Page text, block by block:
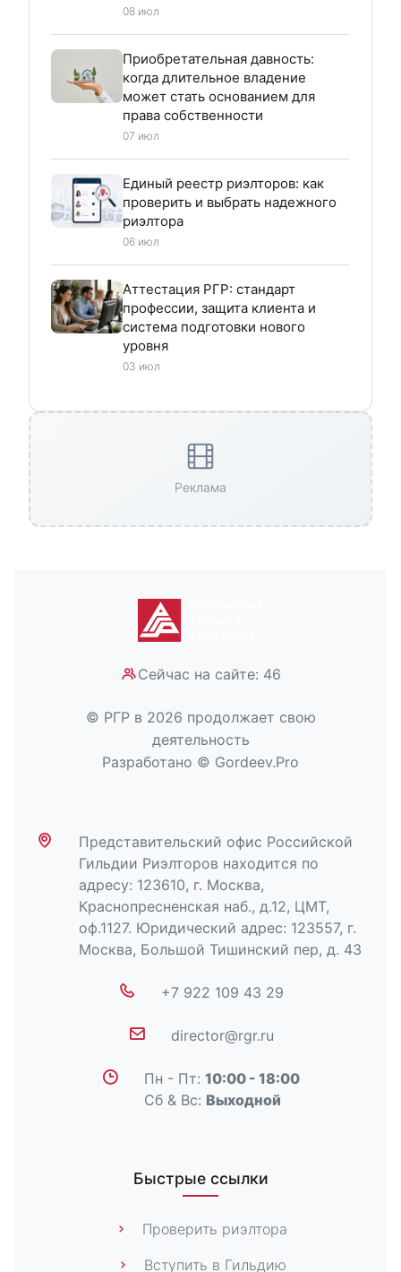
08 июл
Приобретательная давность:
когда длительное владение
может стать основанием для
права собственности
07 июл
Единый реестр риэлторов: как
проверить и выбрать надежного
риэлтора
06 июл
Аттестация РГР: стандарт
профессии, защита клиента и
система подготовки нового
уровня
03 июл
Реклама
Сейчас на сайте: 46
© РГР в 2026 продолжает свою
деятельность
Разработано © Gordeev.Pro
Представительский офис Российской
Гильдии Риэлторов находится по
адресу: 123610, г. Москва,
Краснопресненская наб., д.12, ЦМТ,
оф.1127. Юридический адрес: 123557, г.
Москва, Большой Тишинский пер, д. 43
+7 922 109 43 29
director@rgr.ru
Пн - Пт: 10:00 - 18:00
Сб & Вс: Выходной
Быстрые ссылки
Проверить риэлтора
Вступить в Гильдию